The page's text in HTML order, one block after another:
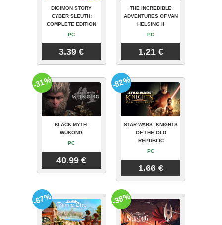
DIGIMON STORY
CYBER SLEUTH:
COMPLETE EDITION
PC
3.39 €
THE INCREDIBLE
ADVENTURES OF VAN
HELSING II
PC
1.21 €
BLACK MYTH:
WUKONG
PC
40.99 €
-31%
STAR WARS: KNIGHTS
OF THE OLD
REPUBLIC
PC
1.66 €
-82%
-67% -38%